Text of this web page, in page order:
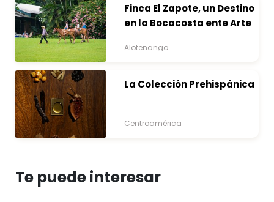
Finca El Zapote, un Destino
en la Bocacosta ente Arte
Alotenango
La Colección Prehispánica
Centroamérica
Te puede interesar